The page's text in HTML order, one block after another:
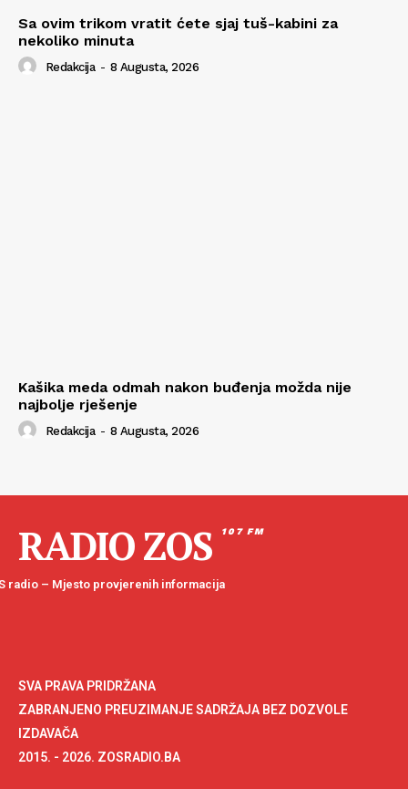
Sa ovim trikom vratit ćete sjaj tuš-kabini za
nekoliko minuta
Redakcija - 8 Augusta, 2026
Kašika meda odmah nakon buđenja možda nije
najbolje rješenje
Redakcija - 8 Augusta, 2026
RADIO ZOS 107 FM
radio – Mjesto provjerenih informacija
SVA PRAVA PRIDRŽANA
ZABRANJENO PREUZIMANJE SADRŽAJA BEZ DOZVOLE
IZDAVAČA
2015. - 2026. ZOSRADIO.BA